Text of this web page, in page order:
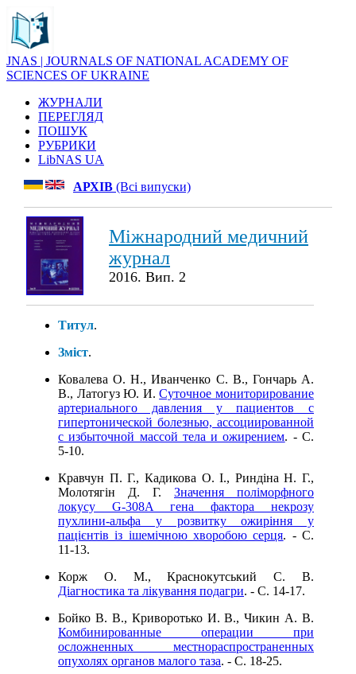
JNAS | JOURNALS OF NATIONAL ACADEMY OF
SCIENCES OF UKRAINE
ЖУРНАЛИ
ПЕРЕГЛЯД
ПОШУК
РУБРИКИ
LibNAS UA
АРХІВ (Всі випуски)
Міжнародний медичний
журнал
2016. Вип. 2
Титул.
Зміст.
Ковалева О. Н., Иванченко С. В., Гончарь А.
В., Латогуз Ю. И.Суточное мониторирование
артериального давления у пациентов с
гипертонической болезнью, ассоциированной
с избыточной массой тела и ожирением. - C.
5-10.
Кравчун П. Г., Кадикова О. І., Риндіна Н. Г.,
Молотягін Д. Г. Значення поліморфного
локусу G-308A гена фактора некрозу
пухлини-альфа у розвитку ожиріння у
пацієнтів із ішемічною хворобою серця. - C.
11-13.
Корж О. М., Краснокутський С. В.
Діагностика та лікування подагри. - C. 14-17.
Бойко В. В., Криворотько И. В., Чикин А. В.
Комбинированные операции при
осложненных местнораспространенных
опухолях органов малого таза. - C. 18-25.